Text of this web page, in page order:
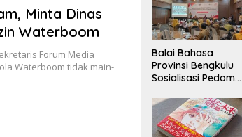
Minta Dinas
Waterboom
Forum Media
Waterboom tidak main-
Balai Bahasa
Provinsi Bengkulu
Sosialisasi Pedoman
Penggunaan
Bahasa Indonesia